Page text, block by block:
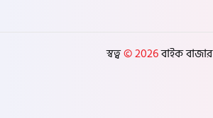
স্বত্ব© 2026বাইক বাজার